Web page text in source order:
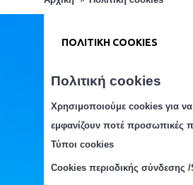
ΠΟΛΙΤΙΚΉ COOKIES
Πολιτική cookies
Χρησιμοποιούμε cookies για
εμφανίζουν ποτέ προσωπικές
Τύποι cookies
Cookies περιοδικής σύνδεσης /